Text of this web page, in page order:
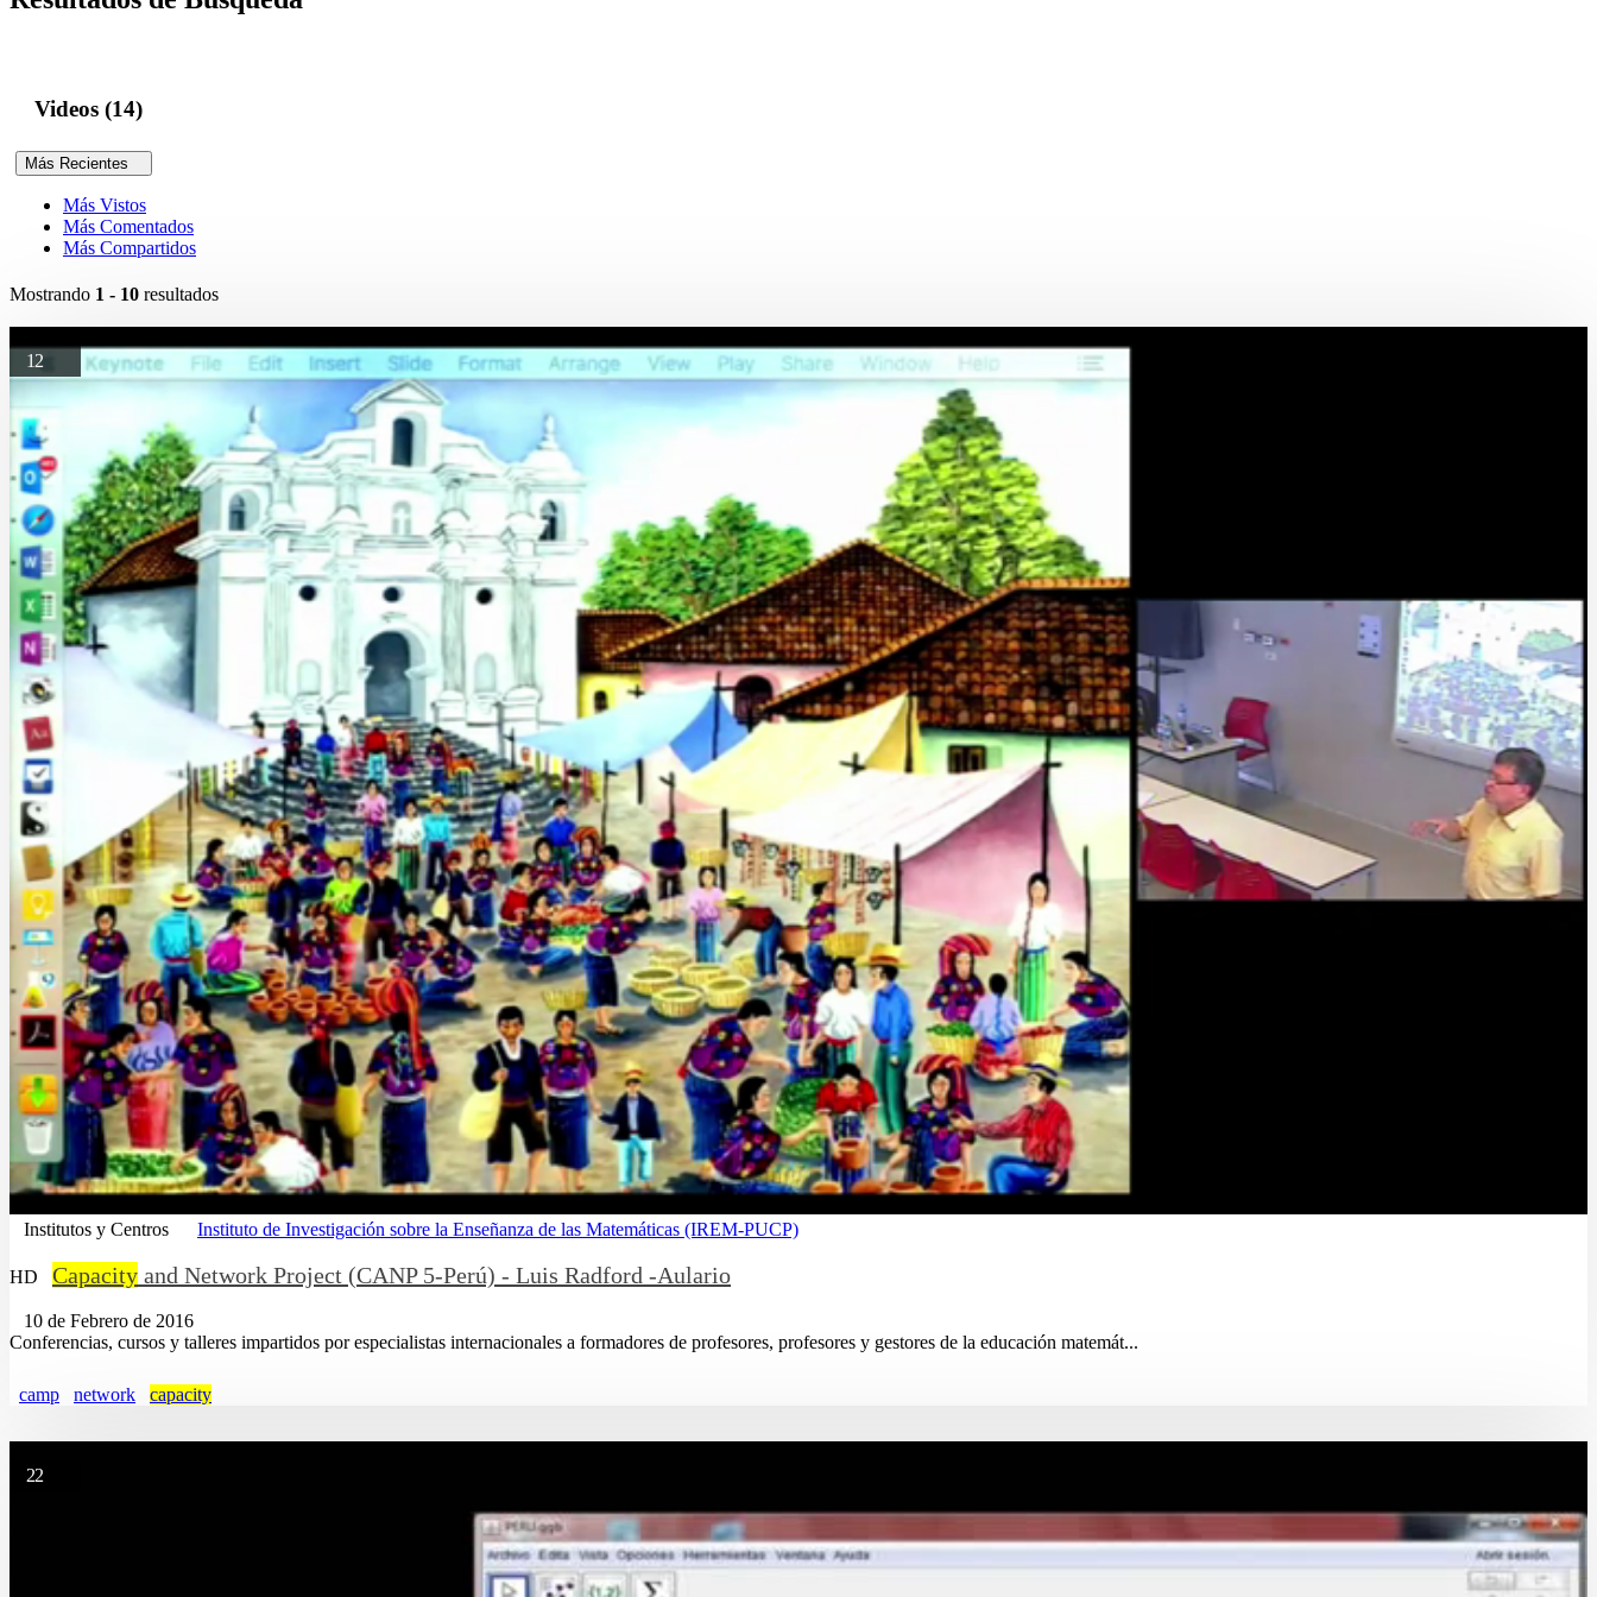
Videos (14)
Más Recientes
Más Vistos
Más Comentados
Más Compartidos
Mostrando 1 - 10 resultados
12
Institutos y Centros Instituto de Investigación sobre la Enseñanza de las Matemáticas (IREM-PUCP)
HD Capacity and Network Project (CANP 5-Perú) - Luis Radford -Aulario
10 de Febrero de 2016
Conferencias, cursos y talleres impartidos por especialistas internacionales a formadores de profesores, profesores y gestores de la educación matemát...
camp network capacity
22